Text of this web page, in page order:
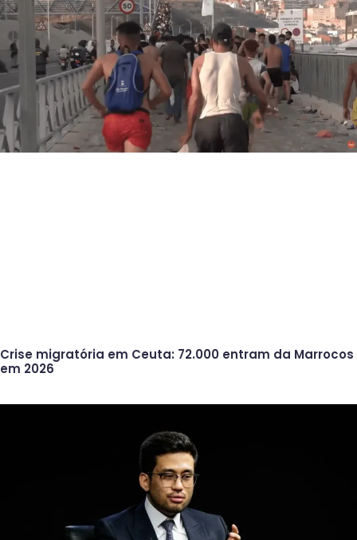
Crise migratória em Ceuta: 72.000 entram da Marrocos
em 2026